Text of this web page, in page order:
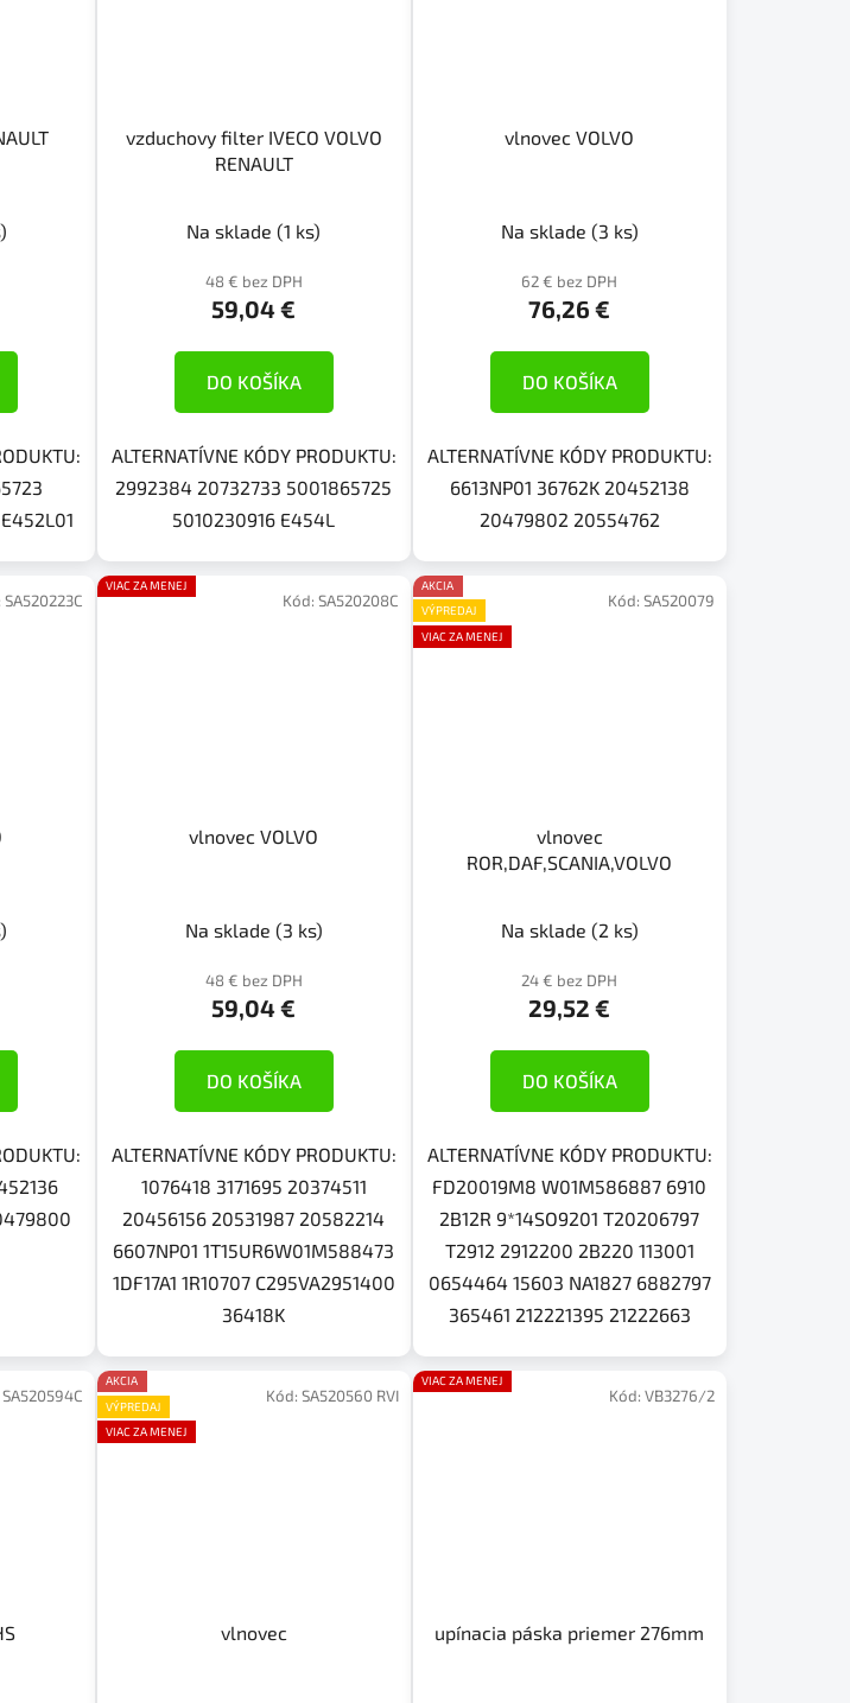
vzduchovy filter IVECO VOLVO
RENAULT
Na sklade(1 ks)
48 € bez DPH
59,04 €
DO KOŠÍKA
ALTERNATÍVNE KÓDY PRODUKTU:
2992384 20732733 5001865725
5010230916 E454L
vlnovec VOLVO
Na sklade (3 ks)
62 € bez DPH
76,26 €
DO KOŠÍKA
ALTERNATÍVNE KÓDY PRODUKTU:
6613NP01 36762K 20452138
20479802 20554762
SA520223C
VIAC ZA MENEJ
vlnovec VOLVO
Na sklade (3 ks)
48 € bez DPH
59,04 €
DO KOŠÍKA
ALTERNATÍVNE KÓDY PRODUKTU:
1076418 3171695 20374511
20456156 20531987 20582214
6607NP01 1T15UR6W01M588473
1DF17A1 1R10707 C295VA2951400
36418K
Kód: SA520208C
AKCIA
VÝPREDAJ
VIAC ZA MENEJ
vlnovec
ROR,DAF,SCANIA,VOLVO
Na sklade (2 ks)
24 € bez DPH
29,52 €
DO KOŠÍKA
ALTERNATÍVNE KÓDY PRODUKTU:
FD20019M8 W01M586887 6910
2B12R 9*14SO9201 T20206797
T2912 2912200 2B220 113001
0654464 15603 NA1827 6882797
365461 212221395 21222663
Kód: SA520079
SA520594C
AKCIA
VÝPREDAJ
VIAC ZA MENEJ
vlnovec
Kód: SA520560 RVI
VIAC ZA MENEJ
upínacia páska priemer 276mm
Kód: VB3276/2